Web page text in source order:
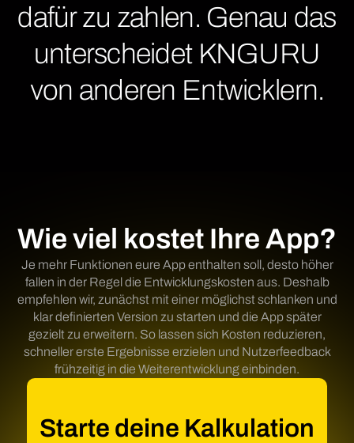
dafür zu zahlen. Genau das
unterscheidet KNGURU
von anderen Entwicklern.
Wie viel kostet Ihre App?
Je mehr Funktionen eure App enthalten soll, desto höher
fallen in der Regel die Entwicklungskosten aus. Deshalb
empfehlen wir, zunächst mit einer möglichst schlanken und
klar definierten Version zu starten und die App später
gezielt zu erweitern. So lassen sich Kosten reduzieren,
schneller erste Ergebnisse erzielen und Nutzerfeedback
frühzeitig in die Weiterentwicklung einbinden.
Starte deine Kalkulation